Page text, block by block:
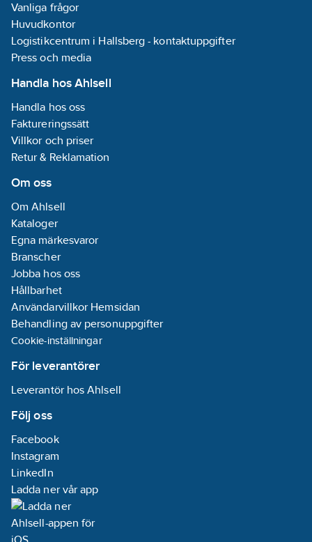
Vanliga frågor
Huvudkontor
Logistikcentrum i Hallsberg - kontaktuppgifter
Press och media
Handla hos Ahlsell
Handla hos oss
Faktureringssätt
Villkor och priser
Retur & Reklamation
Om oss
Om Ahlsell
Kataloger
Egna märkesvaror
Branscher
Jobba hos oss
Hållbarhet
Användarvillkor Hemsidan
Behandling av personuppgifter
Cookie-inställningar
För leverantörer
Leverantör hos Ahlsell
Följ oss
Facebook
Instagram
LinkedIn
Ladda ner vår app